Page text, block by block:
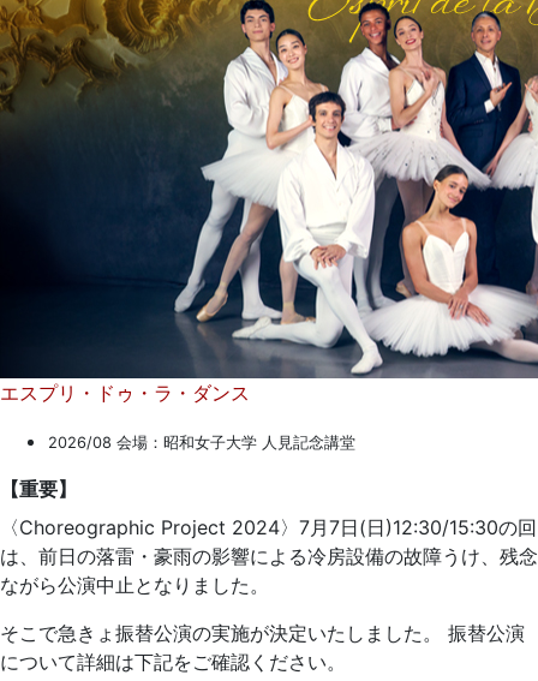
エスプリ・ドゥ・ラ・ダンス
2026/08 会場：昭和女子大学 人見記念講堂
【重要】
〈Choreographic Project 2024〉7月7日(日)12:30/15:30の回
は、前日の落雷・豪雨の影響による冷房設備の故障うけ、残念
ながら公演中止となりました。
そこで急きょ振替公演の実施が決定いたしました。 振替公演
について詳細は下記をご確認ください。